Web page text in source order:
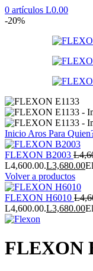
0 artículos L0.00
-20%
Inicio Aros Para
FLEXON B2003 L
L4,600.00.L3,680.00
Volver a productos
FLEXON H6010 L
L4,600.00.L3,680.00
FLEXON